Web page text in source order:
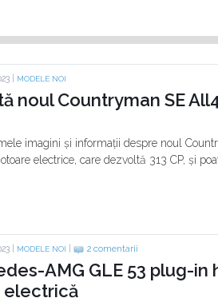
| MODELE NOI
noul Countryman SE
imagini și informații despre noul
electrice, care dezvoltă 313 CP, și
| MODELE NOI 2 comentarii
AMG GLE 53 plug-in
electrică